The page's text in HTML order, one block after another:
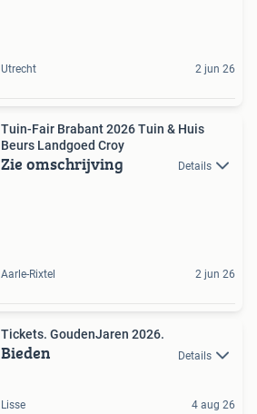
Utrecht 2 jun 26
Tuin-Fair Brabant 2026 Tuin & Huis
Beurs Landgoed Croy
Zie omschrijving Details
Aarle-Rixtel 2 jun 26
Tickets. GoudenJaren 2026.
Bieden Details
Lisse 4 aug 26